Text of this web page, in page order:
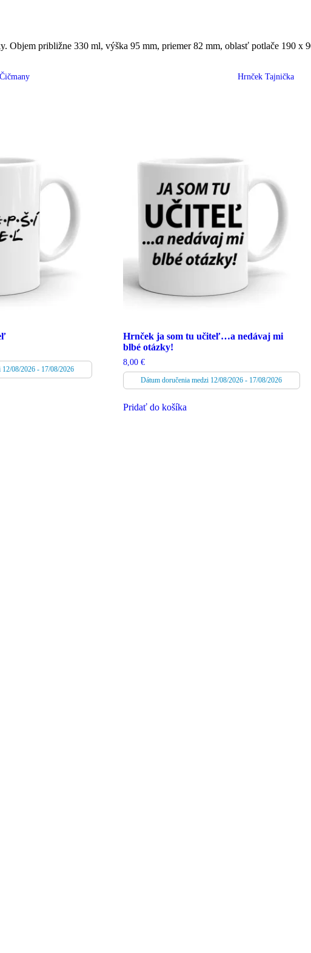
približne 330 ml, výška 95 mm, priemer 82 mm, oblasť potlače 190 x
Hrnček Tajnička
12/08/2026 - 17/08/2026
Hrnček ja som tu učiteľ…a nedávaj mi
blbé otázky!
8,00 €
Dátum doručenia medzi 12/08/2026 - 17/08/2026
Pridať do košíka